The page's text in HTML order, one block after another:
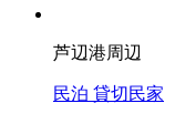
芦辺港周辺
民泊 貸切民家